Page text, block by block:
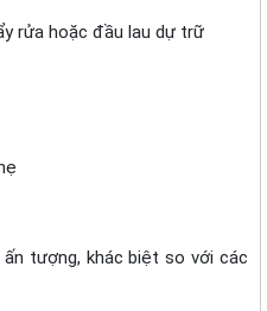
rửa hoặc đầu lau dự trữ
tượng, khác biệt so với các